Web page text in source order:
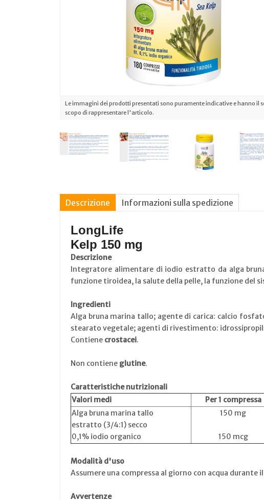
Le immagini dei prodotti presentati sono puramente indicative e hanno il
scopo di rappresentare l'articolo.
Descrizione Informazioni sulla spedizione
LongLife
Kelp 150 mg
Descrizione
Integratore alimentare di iodio estratto da alga
funzione tiroidea, la salute della pelle, la funzione del
Ingredienti
Alga bruna marina tallo; agente di carica: calcio
stearato vegetale; agenti di rivestimento:
Contiene crostacei.
Non contiene glutine.
Caratteristiche nutrizionali
Valori medi
Per 1 compressa
Alga bruna marina tallo
estratto (3/4:1) secco
0,1% iodio organico
150 mg
150 mcg
Modalità d'uso
Assumere una compressa al giorno con acqua durante
Avvertenze